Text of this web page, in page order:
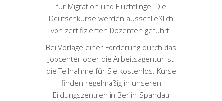
für Migration und Flüchtlinge. Die
Deutschkurse werden ausschließlich
von zertifizierten Dozenten geführt.
Bei Vorlage einer Förderung durch das
Jobcenter oder die Arbeitsagentur ist
die Teilnahme für Sie kostenlos. Kurse
finden regelmäßig in unseren
Bildungszentren in Berlin-Spandau